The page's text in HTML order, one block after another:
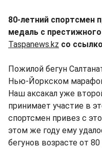
80-летний спортсмен
медаль с
Taspanews.kz со
Пожилой бегун
Нью-Йоркском
Наш аксакал уже
принимает участие в
спортсмен привез с
этом же году ему
бегунов возрасте от